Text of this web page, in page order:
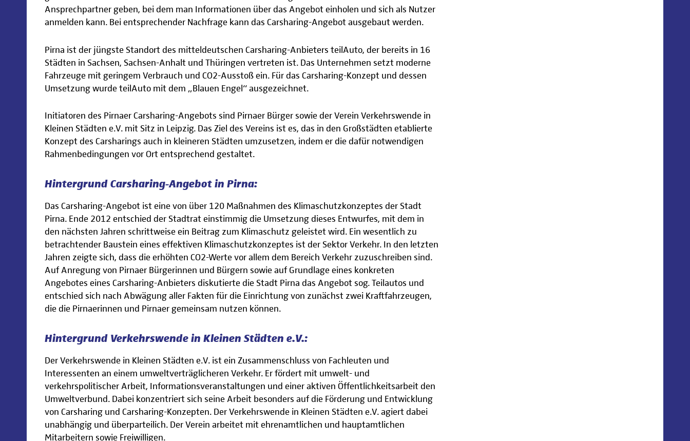
Ansprechpartner geben, bei dem man Informationen über das Angebot einholen und sich als Nutzer
anmelden kann. Bei entsprechender Nachfrage kann das Carsharing-Angebot ausgebaut werden.
Pirna ist der jüngste Standort des mitteldeutschen Carsharing-Anbieters teilAuto, der bereits in 16
Städten in Sachsen, Sachsen-Anhalt und Thüringen vertreten ist. Das Unternehmen setzt moderne
Fahrzeuge mit geringem Verbrauch und CO2-Ausstoß ein. Für das Carsharing-Konzept und dessen
Umsetzung wurde teilAuto mit dem „Blauen Engel“ ausgezeichnet.
Initiatoren des Pirnaer Carsharing-Angebots sind Pirnaer Bürger sowie der Verein Verkehrswende in
Kleinen Städten e.V. mit Sitz in Leipzig. Das Ziel des Vereins ist es, das in den Großstädten etablierte
Konzept des Carsharings auch in kleineren Städten umzusetzen, indem er die dafür notwendigen
Rahmenbedingungen vor Ort entsprechend gestaltet.
Hintergrund Carsharing-Angebot in Pirna:
Das Carsharing-Angebot ist eine von über 120 Maßnahmen des Klimaschutzkonzeptes der Stadt
Pirna. Ende 2012 entschied der Stadtrat einstimmig die Umsetzung dieses Entwurfes, mit dem in
den nächsten Jahren schrittweise ein Beitrag zum Klimaschutz geleistet wird. Ein wesentlich zu
betrachtender Baustein eines effektiven Klimaschutzkonzeptes ist der Sektor Verkehr. In den letzten
Jahren zeigte sich, dass die erhöhten CO2-Werte vor allem dem Bereich Verkehr zuzuschreiben sind.
Auf Anregung von Pirnaer Bürgerinnen und Bürgern sowie auf Grundlage eines konkreten
Angebotes eines Carsharing-Anbieters diskutierte die Stadt Pirna das Angebot sog. Teilautos und
entschied sich nach Abwägung aller Fakten für die Einrichtung von zunächst zwei Kraftfahrzeugen,
die die Pirnaerinnen und Pirnaer gemeinsam nutzen können.
Hintergrund Verkehrswende in Kleinen Städten e.V.:
Der Verkehrswende in Kleinen Städten e.V. ist ein Zusammenschluss von Fachleuten und
Interessenten an einem umweltverträglicheren Verkehr. Er fördert mit umwelt- und
verkehrspolitischer Arbeit, Informationsveranstaltungen und einer aktiven Öffentlichkeitsarbeit den
Umweltverbund. Dabei konzentriert sich seine Arbeit besonders auf die Förderung und Entwicklung
von Carsharing und Carsharing-Konzepten. Der Verkehrswende in Kleinen Städten e.V. agiert dabei
unabhängig und überparteilich. Der Verein arbeitet mit ehrenamtlichen und hauptamtlichen
Mitarbeitern sowie Freiwilligen.